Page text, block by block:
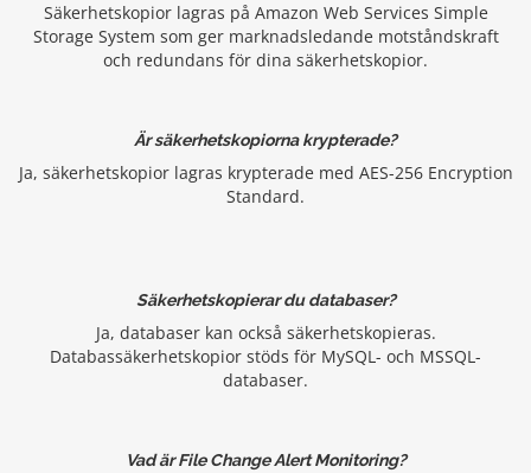
Säkerhetskopior lagras på Amazon Web Services Simple
Storage System som ger marknadsledande motståndskraft
och redundans för dina säkerhetskopior.
Är säkerhetskopiorna krypterade?
Ja, säkerhetskopior lagras krypterade med AES-256 Encryption
Standard.
Säkerhetskopierar du databaser?
Ja, databaser kan också säkerhetskopieras.
Databassäkerhetskopior stöds för MySQL- och MSSQL-
databaser.
Vad är File Change Alert Monitoring?